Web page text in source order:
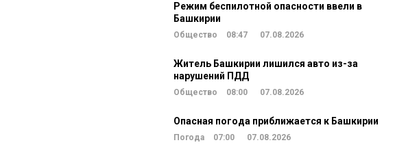
Режим беспилотной опасности ввели в
Башкирии
Общество 08:47 07.08.2026
Житель Башкирии лишился авто из-за
нарушений ПДД
Общество 08:00 07.08.2026
Опасная погода приближается к Башкирии
Погода 07:00 07.08.2026